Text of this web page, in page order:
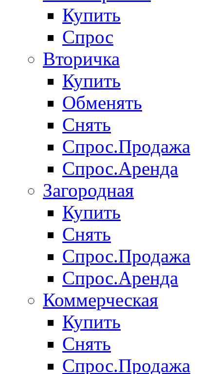
Купить
Спрос
Вторичка
Купить
Обменять
Снять
Спрос.Продажа
Спрос.Аренда
Загородная
Купить
Снять
Спрос.Продажа
Спрос.Аренда
Коммерческая
Купить
Снять
Спрос.Продажа